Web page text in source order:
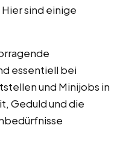
sind einige
essentiell bei
und Minijobs in
Geduld und die